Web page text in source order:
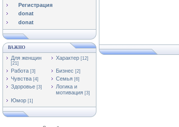
Регистрация
donat
donat
ВАЖНО
Для женщин
[21]
Характер [12]
Работа [3] Бизнес [2]
Чувства [4] Семья [6]
Здоровье [3]
Логика и
мотивация [3]
Юмор [1]